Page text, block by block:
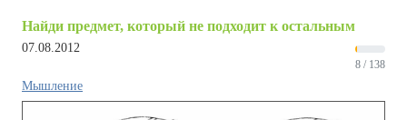
Найди предмет, который не подходит к остальным
07.08.2012
8 / 138
Мышление